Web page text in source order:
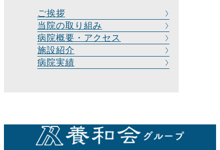
ご挨拶
当院の取り組み
病院概要・アクセス
施設紹介
病院実績